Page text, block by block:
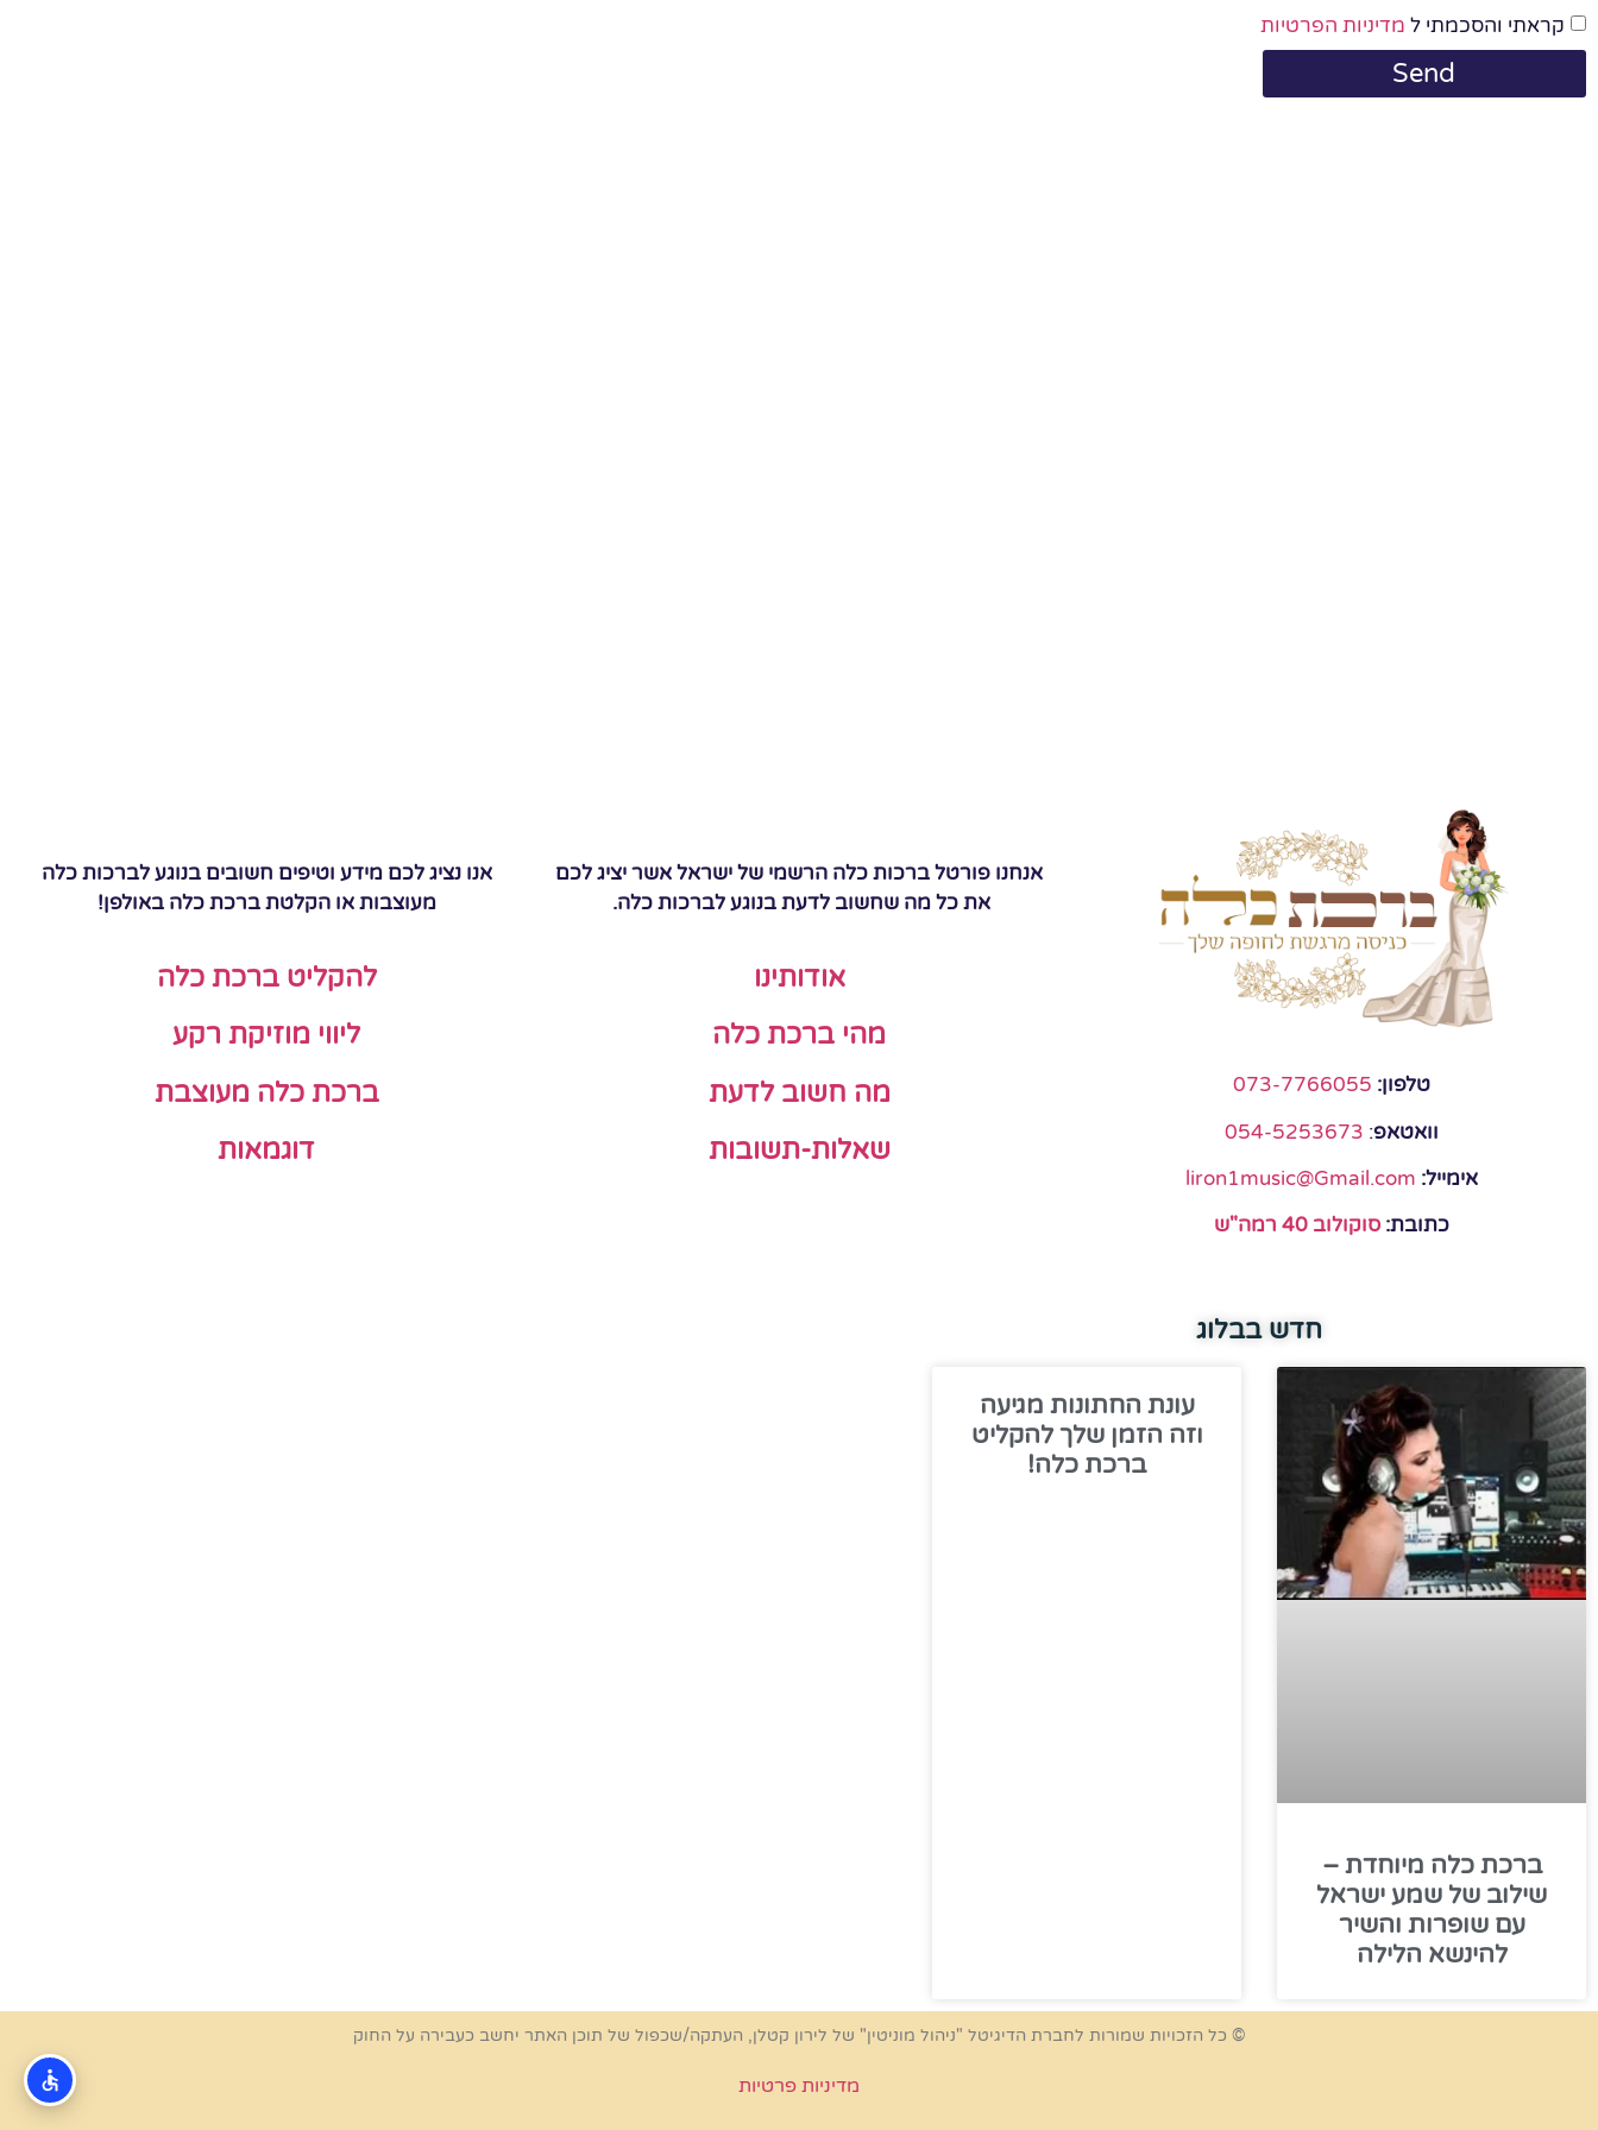
קראתי והסכמתי ל מדיניות הפרטיות
Send
טלפון: 073-7766055
וואטאפ:
054-5253673
אימייל: liron1music@Gmail.com
כתובת: סוקולוב 40 רמה"ש
אנחנו פורטל ברכות כלה הרשמי של ישראל אשר יציג לכם
את כל מה שחשוב לדעת בנוגע לברכות כלה.
אודותינו
מהי ברכת כלה
מה חשוב לדעת
שאלות-תשובות
אנו נציג לכם מידע וטיפים חשובים בנוגע לברכות כלה
מעוצבות או הקלטת ברכת כלה באולפן!
להקליט ברכת כלה
ליווי מוזיקת רקע
ברכת כלה מעוצבת
דוגמאות
חדש בבלוג
ברכת כלה מיוחדת –
שילוב של שמע ישראל
עם שופרות והשיר
להינשא הלילה
עונת החתונות מגיעה
וזה הזמן שלך להקליט
ברכת כלה!
© כל הזכויות שמורות לחברת הדיגיטל "ניהול מוניטין" של לירון קטלן, העתקה/שכפול של תוכן האתר יחשב כעבירה על החוק
מדיניות פרטיות